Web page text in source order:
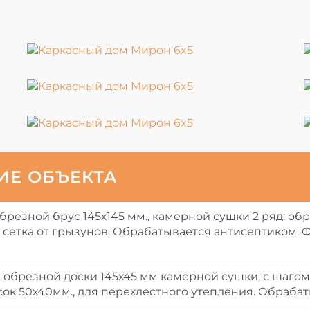
ОБЪЕКТА
брус 145х145 мм., камерной сушки 2 ряд:
от грызунов. Обрабатывается
доски 145х45 мм камерной сушки, с
50х40мм., для перехлестного утепления.